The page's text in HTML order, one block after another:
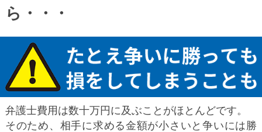
ら・・・
弁護士費用は数十万円に及ぶことがほとんどです。
そのため、相手に求める金額が小さいと争いには勝